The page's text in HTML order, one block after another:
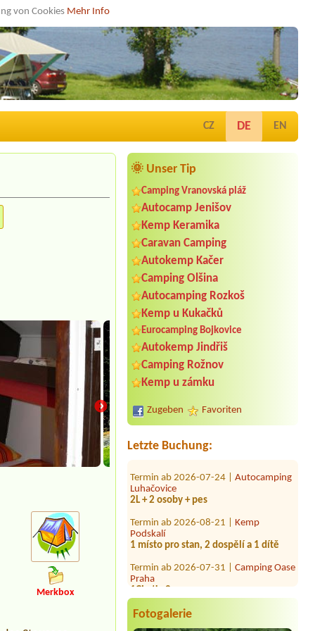
von Cookies Mehr Info
CZ DE EN
🌞 Unser Tip
Camping Vranovská pláž
Autocamp Jenišov
Kemp Keramika
Caravan Camping
Autokemp Kačer
Camping Olšina
Autocamping Rozkoš
Kemp u Kukačků
Eurocamping Bojkovice
Autokemp Jindřiš
Camping Rožnov
Kemp u zámku
Zugeben Favoriten
Letzte Buchung:
Termin ab 2026-08-17 |
Kraskov
rasa)
Termin ab 2026-08-12 |Kemp Rákosí
Luhačovice
2L + 2 osoby + pes
Termin ab 2026-08-21 |
Podskalí
1 místo pro stan, 2 dospělí a 1 dítě
Termin ab 2026-07-31 |Camping Oase
Praha
1Chatka2x
1 místo u vody , elektrická přípojka
Fotogalerie
Merkbox